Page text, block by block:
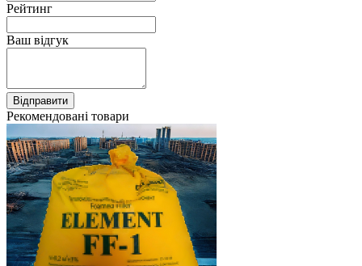
Рейтинг
Ваш відгук
Відправити
Рекомендовані товари